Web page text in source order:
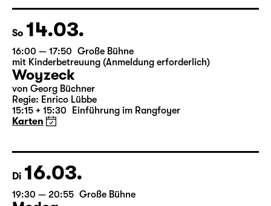
19:10 Einführung im Rangfoyer
Karten
So 14.03.
16:00 — 17:50 Große Bühne
mit Kinderbetreuung (Anmeldung erforderlich)
Woyzeck
15:15 + 15:30 Einführung im Rangfoyer
Karten